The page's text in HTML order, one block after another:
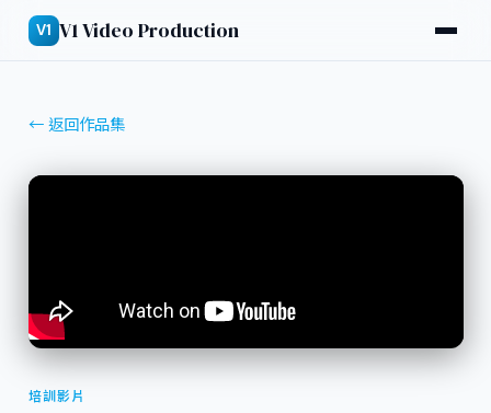
V1 V1 Video Production
← 返回作品集
培訓影片